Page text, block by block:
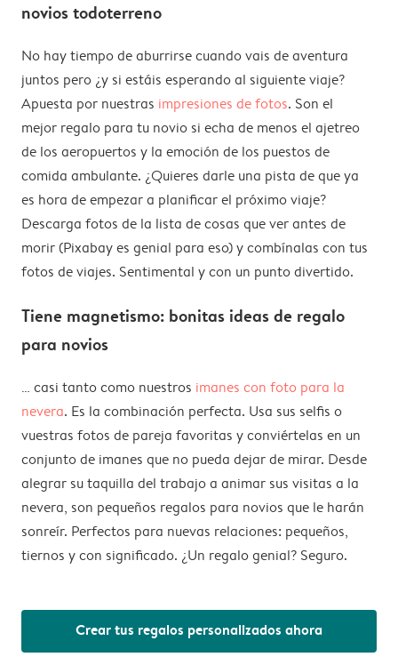
novios todoterreno
No hay tiempo de aburrirse cuando vais de aventura
juntos pero ¿y si estáis esperando al siguiente viaje?
Apuesta por nuestras impresiones de fotos. Son el
mejor regalo para tu novio si echa de menos el ajetreo
de los aeropuertos y la emoción de los puestos de
comida ambulante. ¿Quieres darle una pista de que ya
es hora de empezar a planificar el próximo viaje?
Descarga fotos de la lista de cosas que ver antes de
morir (Pixabay es genial para eso) y combínalas con tus
fotos de viajes. Sentimental y con un punto divertido.
Tiene magnetismo: bonitas ideas de regalo
para novios
… casi tanto como nuestros imanes con foto para la
nevera. Es la combinación perfecta. Usa sus selfis o
vuestras fotos de pareja favoritas y conviértelas en un
conjunto de imanes que no pueda dejar de mirar. Desde
alegrar su taquilla del trabajo a animar sus visitas a la
nevera, son pequeños regalos para novios que le harán
sonreír. Perfectos para nuevas relaciones: pequeños,
tiernos y con significado. ¿Un regalo genial? Seguro.
Crear tus regalos personalizados ahora